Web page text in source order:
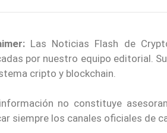
Las Noticias Flash de
por nuestro equipo editorial.
cripto y blockchain.
no constituye
siempre los canales oficiales de